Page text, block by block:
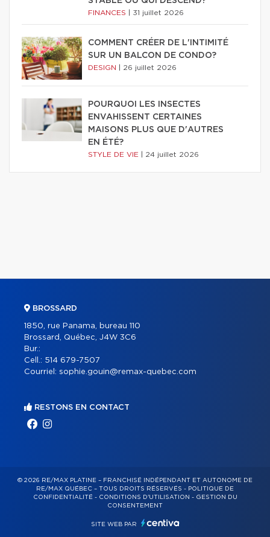
FINANCES 31 juillet 2026
COMMENT CRÉER DE L'INTIMITÉ
SUR UN BALCON DE CONDO?
DESIGN 26 juillet 2026
POURQUOI LES INSECTES
ENVAHISSENT CERTAINES
MAISONS PLUS QUE D'AUTRES
EN ÉTÉ?
STYLE DE VIE 24 juillet 2026
BROSSARD
1850, rue Panama, bureau 110
Brossard, Québec, J4W 3C6
Bur.:
Cell.: 514 679-7507
Courriel: sophie.gouin@remax-quebec.com
RESTONS EN CONTACT
© 2026 RE/MAX PLATINE – FRANCHISÉ INDÉPENDANT ET AUTONOME DE
RE/MAX QUÉBEC – TOUS DROITS RÉSERVÉS - POLITIQUE DE
CONFIDENTIALITÉ- CONDITIONS D'UTILISATION - GESTION DU
CONSENTEMENT
SITE WEB PAR